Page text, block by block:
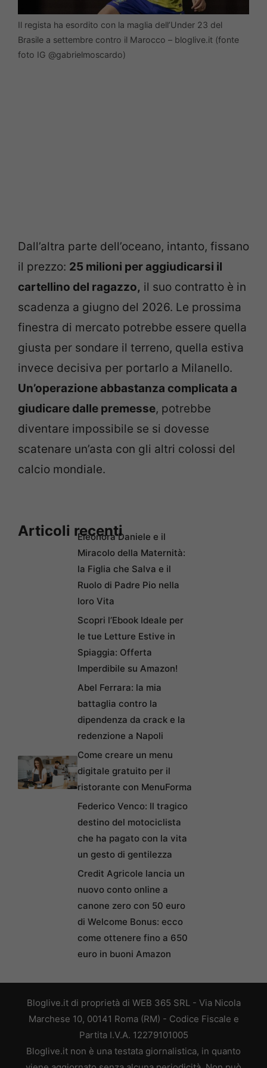
Il regista ha esordito con la maglia dell’Under 23 del
Brasile a settembre contro il Marocco – bloglive.it (fonte
foto IG @gabrielmoscardo)
Dall’altra parte dell’oceano, intanto, fissano
il prezzo: 25 milioni per aggiudicarsi il
cartellino del ragazzo, il suo contratto è in
scadenza a giugno del 2026. Le prossima
finestra di mercato potrebbe essere quella
giusta per sondare il terreno, quella estiva
invece decisiva per portarlo a Milanello.
Un’operazione abbastanza complicata a
giudicare dalle premesse, potrebbe
diventare impossibile se si dovesse
scatenare un’asta con gli altri colossi del
calcio mondiale.
Articoli recentiEleonora Daniele e il
Miracolo della Maternità:
la Figlia che Salva e il
Ruolo di Padre Pio nella
loro Vita
Scopri l’Ebook Ideale per
le tue Letture Estive in
Spiaggia: Offerta
Imperdibile su Amazon!
Abel Ferrara: la mia
battaglia contro la
dipendenza da crack e la
redenzione a Napoli
Come creare un menu
digitale gratuito per il
ristorante con MenuForma
Federico Venco: Il tragico
destino del motociclista
che ha pagato con la vita
un gesto di gentilezza
Credit Agricole lancia un
nuovo conto online a
canone zero con 50 euro
di Welcome Bonus: ecco
come ottenere fino a 650
euro in buoni Amazon
Bloglive.it di proprietà di WEB 365 SRL - Via Nicola
Marchese 10, 00141 Roma (RM) - Codice Fiscale e
Partita I.V.A. 12279101005
Bloglive.it non è una testata giornalistica, in quanto